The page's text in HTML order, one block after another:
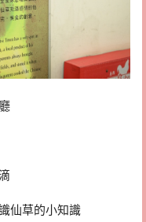
仙草的小知識